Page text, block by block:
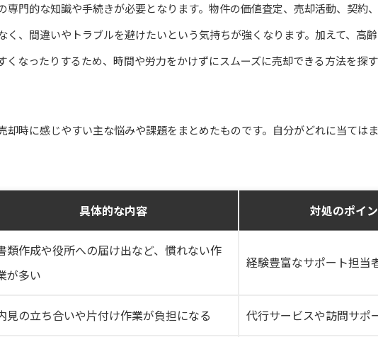
専門的な知識や手続きが必要となります。物件の価値査定、売却活動、契約
く、間違いやトラブルを避けたいという気持ちが強くなります。加えて、高
くなったりするため、時間や労力をかけずにスムーズに売却できる方法を探
却時に感じやすい主な悩みや課題をまとめたものです。自分がどれに当ては
具体的な内容 対処のポイ
類作成や役所への届け出など、慣れない作
が多い
経験豊富なサポート担当
見の立ち合いや片付け作業が負担になる 代行サービスや訪問サポ